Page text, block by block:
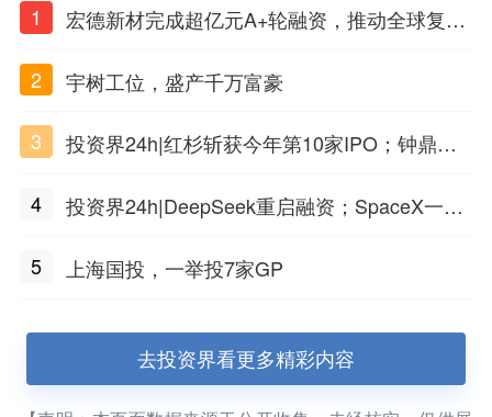
1
宏德新材完成超亿元A+轮融资，推动全球复合
2
宇树工位，盛产千万富豪
3
投资界24h|红杉斩获今年第10家IPO；钟鼎投
水
4
投资界24h|DeepSeek重启融资；SpaceX一夜
5
上海国投，一举投7家GP
去投资界看更多精彩内容